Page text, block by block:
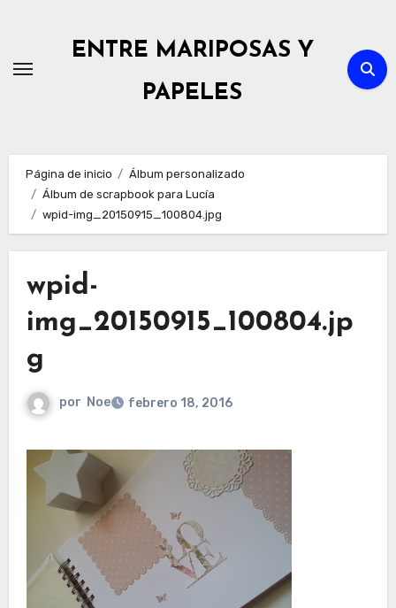
contenido
ENTRE MARIPOSAS Y
PAPELES
Página de inicio
Álbum personalizado
Álbum de scrapbook para Lucía
wpid-img_20150915_100804.jpg
wpid-
img_20150915_100804.jp
g
por Noe febrero 18, 2016